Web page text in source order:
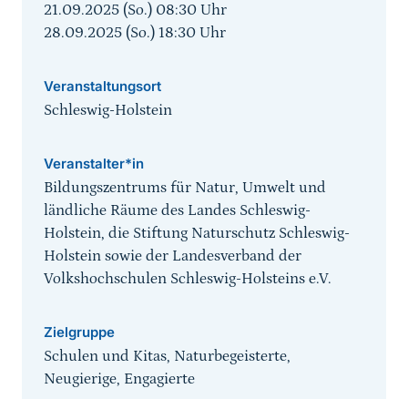
21.09.2025 (So.) 08:30 Uhr
28.09.2025 (So.) 18:30 Uhr
Veranstaltungsort
Schleswig-Holstein
Veranstalter*in
Bildungszentrums für Natur, Umwelt und
ländliche Räume des Landes Schleswig-
Holstein, die Stiftung Naturschutz Schleswig-
Holstein sowie der Landesverband der
Volkshochschulen Schleswig-Holsteins e.V.
Zielgruppe
Schulen und Kitas, Naturbegeisterte,
Neugierige, Engagierte